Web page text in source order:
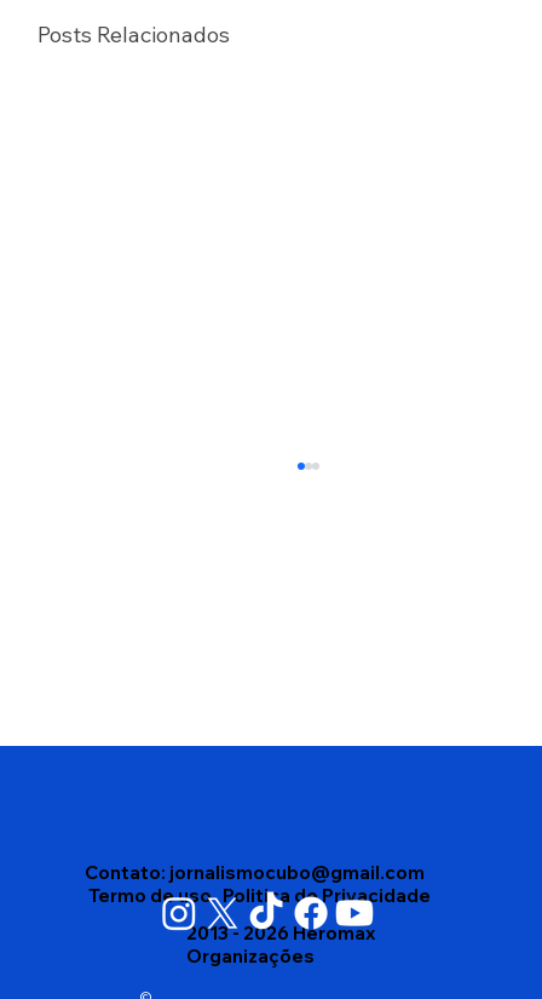
Posts Relacionados
Pesquisa Paraná Pesquisas aponta
Contato: jornalismocubo@gmail.com
Termo de uso Politica de Privacidade
2013 - 2026 Heromax
Organizações